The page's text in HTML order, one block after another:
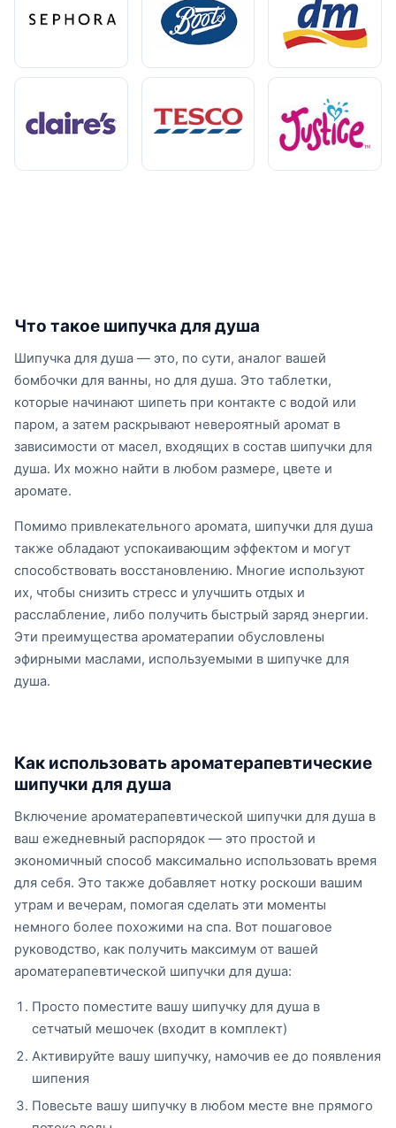
Что такое шипучка для душа
Шипучка для душа — это, по сути, аналог вашей
бомбочки для ванны, но для душа. Это таблетки,
которые начинают шипеть при контакте с водой или
паром, а затем раскрывают невероятный аромат в
зависимости от масел, входящих в состав шипучки для
душа. Их можно найти в любом размере, цвете и
аромате.
Помимо привлекательного аромата, шипучки для душа
также обладают успокаивающим эффектом и могут
способствовать восстановлению. Многие используют
их, чтобы снизить стресс и улучшить отдых и
расслабление, либо получить быстрый заряд энергии.
Эти преимущества ароматерапии обусловлены
эфирными маслами, используемыми в шипучке для
душа.
Как использовать ароматерапевтические
шипучки для душа
Включение ароматерапевтической шипучки для душа в
ваш ежедневный распорядок — это простой и
экономичный способ максимально использовать время
для себя. Это также добавляет нотку роскоши вашим
утрам и вечерам, помогая сделать эти моменты
немного более похожими на спа. Вот пошаговое
руководство, как получить максимум от вашей
ароматерапевтической шипучки для душа:
Просто поместите вашу шипучку для душа в
сетчатый мешочек (входит в комплект)
Активируйте вашу шипучку, намочив ее до появления
шипения
Повесьте вашу шипучку в любом месте вне прямого